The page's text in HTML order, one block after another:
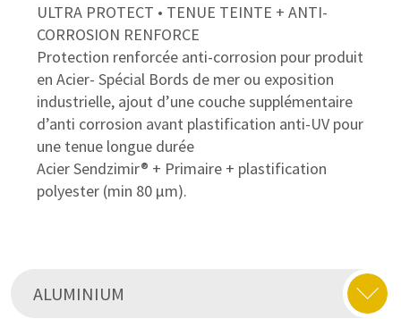
ULTRA PROTECT • TENUE TEINTE + ANTI-
CORROSION RENFORCE
Protection renforcée anti-corrosion pour produit
en Acier- Spécial Bords de mer ou exposition
industrielle, ajout d’une couche supplémentaire
d’anti corrosion avant plastification anti-UV pour
une tenue longue durée
Acier Sendzimir® + Primaire + plastification
polyester (min 80 μm).
ALUMINIUM